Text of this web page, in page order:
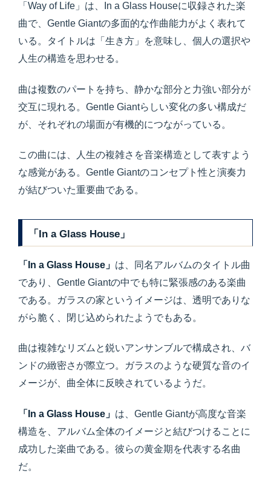
「Way of Life」は、In a Glass Houseに収録された楽
曲で、Gentle Giantの多面的な作曲能力がよく表れて
いる。タイトルは「生き方」を意味し、個人の選択や
人生の構造を思わせる。
曲は複数のパートを持ち、静かな部分と力強い部分が
交互に現れる。Gentle Giantらしい変化の多い構成だ
が、それぞれの場面が有機的につながっている。
この曲には、人生の複雑さを音楽構造として表すよう
な感覚がある。Gentle Giantのコンセプト性と演奏力
が結びついた重要曲である。
「In a Glass House」
「In a Glass House」 は、同名アルバムのタイトル曲
であり、Gentle Giantの中でも特に緊張感のある楽曲
である。ガラスの家というイメージは、透明でありな
がら脆く、閉じ込められたようでもある。
曲は複雑なリズムと鋭いアンサンブルで構成され、バ
ンドの緻密さが際立つ。ガラスのような硬質な音のイ
メージが、曲全体に反映されているようだ。
「In a Glass House」 は、Gentle Giantが高度な音楽
構造を、アルバム全体のイメージと結びつけることに
成功した楽曲である。彼らの黄金期を代表する名曲
だ。